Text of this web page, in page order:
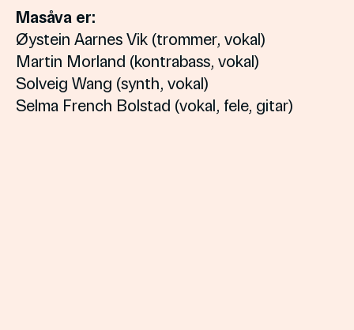
Masåva er:
Øystein Aarnes Vik (trommer, vokal)
Martin Morland (kontrabass, vokal)
Solveig Wang (synth, vokal)
Selma French Bolstad (vokal, fele, gitar)